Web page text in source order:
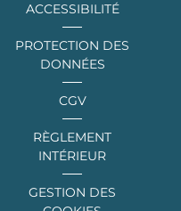
ACCESSIBILITÉ
PROTECTION DES
DONNÉES
CGV
RÈGLEMENT
INTÉRIEUR
GESTION DES